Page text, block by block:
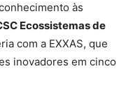
às
Ecossistemas de
com a EXXAS, que
inovadores em cinco